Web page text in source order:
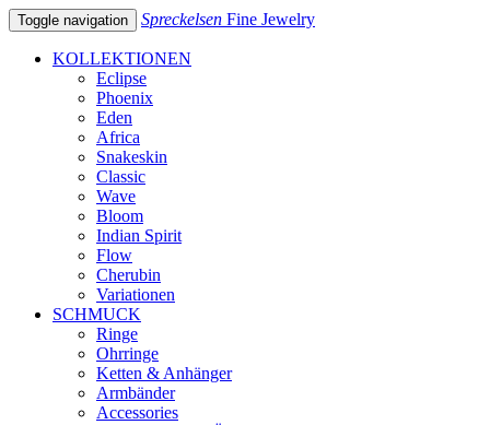
Toggle navigation Spreckelsen Fine Jewelry
KOLLEKTIONEN
Eclipse
Phoenix
Eden
Africa
Snakeskin
Classic
Wave
Bloom
Indian Spirit
Flow
Cherubin
Variationen
SCHMUCK
Ringe
Ohrringe
Ketten & Anhänger
Armbänder
Accessories